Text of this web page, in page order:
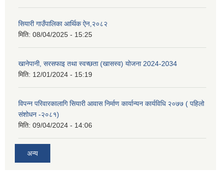
सियारी गाउँपालिका आर्थिक ऐन,२०८२
मिति: 08/04/2025 - 15:25
खानेपानी, सरसफाइ तथा स्वच्छता (खासस्व) योजना 2024-2034
मिति: 12/01/2024 - 15:19
विपन्न परिवारकालागि सियारी आवास निर्माण कार्यान्यन कार्यविधि २०७७ ( पहिलो
संशोधन -२०८१)
मिति: 09/04/2024 - 14:06
अन्य